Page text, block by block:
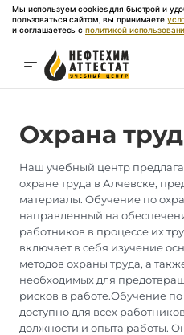
Мы используем cookies для быстрой и
пользоваться сайтом, вы принимаете
и соглашаетесь с политикой
Охрана
Наш учебный центр
охране труда в Алчевске,
материалы. Обучение по
направленный на
работников в процессе их
включает в себя изучение
методов охраны труда, а
необходимых для
рисков в работе.Обучение
доступно для всех
должности и опыта работы.